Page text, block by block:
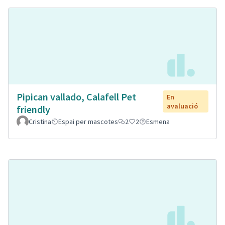
Pipican vallado, Calafell Pet
friendly
En
avaluació
Cristina
Espai per mascotes 2 2 Esmena